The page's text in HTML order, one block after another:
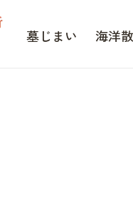
墓じまい 海洋